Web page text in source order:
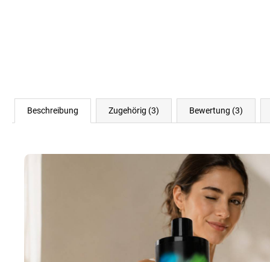
Beschreibung Zugehörig (3) Bewertung (3)